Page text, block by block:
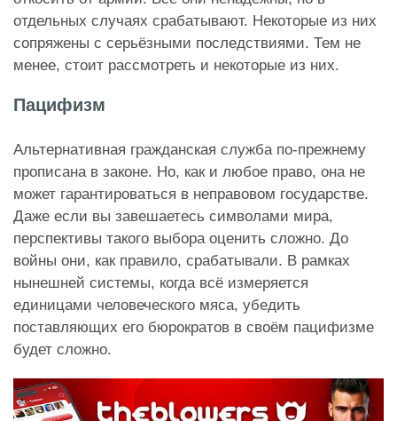
отдельных случаях срабатывают. Некоторые из них
сопряжены с серьёзными последствиями. Тем не
менее, стоит рассмотреть и некоторые из них.
Пацифизм
Альтернативная гражданская служба по-прежнему
прописана в законе. Но, как и любое право, она не
может гарантироваться в неправовом государстве.
Даже если вы завешаетесь символами мира,
перспективы такого выбора оценить сложно. До
войны они, как правило, срабатывали. В рамках
нынешней системы, когда всё измеряется
единицами человеческого мяса, убедить
поставляющих его бюрократов в своём пацифизме
будет сложно.